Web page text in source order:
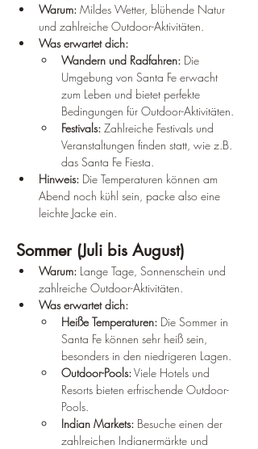
Warum: Mildes Wetter, blühende Natur
und zahlreiche Outdoor-Aktivitäten.
Was erwartet dich:
Wandern und Radfahren: Die
Umgebung von Santa Fe erwacht
zum Leben und bietet perfekte
Bedingungen für Outdoor-Aktivitäten.
Festivals: Zahlreiche Festivals und
Veranstaltungen finden statt, wie z.B.
das Santa Fe Fiesta.
Hinweis: Die Temperaturen können am
Abend noch kühl sein, packe also eine
leichte Jacke ein.
Sommer (Juli bis August)
Warum: Lange Tage, Sonnenschein und
zahlreiche Outdoor-Aktivitäten.
Was erwartet dich:
Heiße Temperaturen: Die Sommer in
Santa Fe können sehr heiß sein,
besonders in den niedrigeren Lagen.
Outdoor-Pools: Viele Hotels und
Resorts bieten erfrischende Outdoor-
Pools.
Indian Markets: Besuche einen der
zahlreichen Indianermärkte und